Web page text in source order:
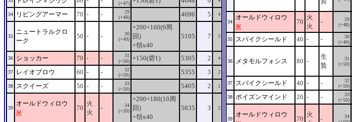
(+47)
34 リビングアーマー 70 - -
29
(+48)
4696 5 4
35
ニュートラルクロ
ーク
50 - -
30
(+49)
+200+160(9周
回)
+領x40
5105 7 5
36 ショッカー 70 - -
31
(+50) +150(砦1) 5305 2 4
37 レイオブロウ 60 - -
32
(+50)
5355 3 2
38 スクイーズ 50 - -
33
(+50)
5405 2 1
39
オールドウィロウ
※
70
火
火
-
34
(+50)
+200+180(10周
回)
+領x40
5835 3 2
34
オールドウィロウ
※
70
火
火
-
29
(+48)
35 スパイクシールド 40 - -
30
(+49)
36 メタモルフォシス 80 -
生
贄
31
(+50)
37 スパイクシールド 40 - -
32
(+50)
38 ポイズンマインド 20 - -
33
(+50)
39
オールドウィロウ
70
火
-
34